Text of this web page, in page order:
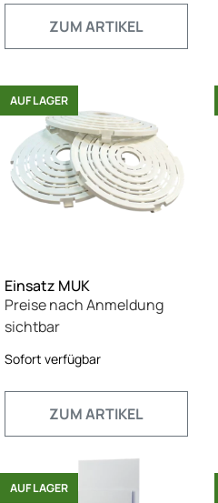
ZUM ARTIKEL
AUF LAGER
Einsatz MUK
Preise nach Anmeldung
sichtbar
Sofort verfügbar
ZUM ARTIKEL
AUF LAGER